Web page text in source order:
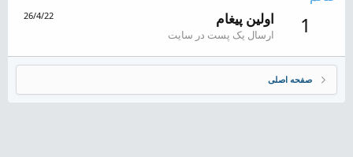
1
26/4/22 اولین پیغام
ارسال یک پست در سایت
صفحه اصلی